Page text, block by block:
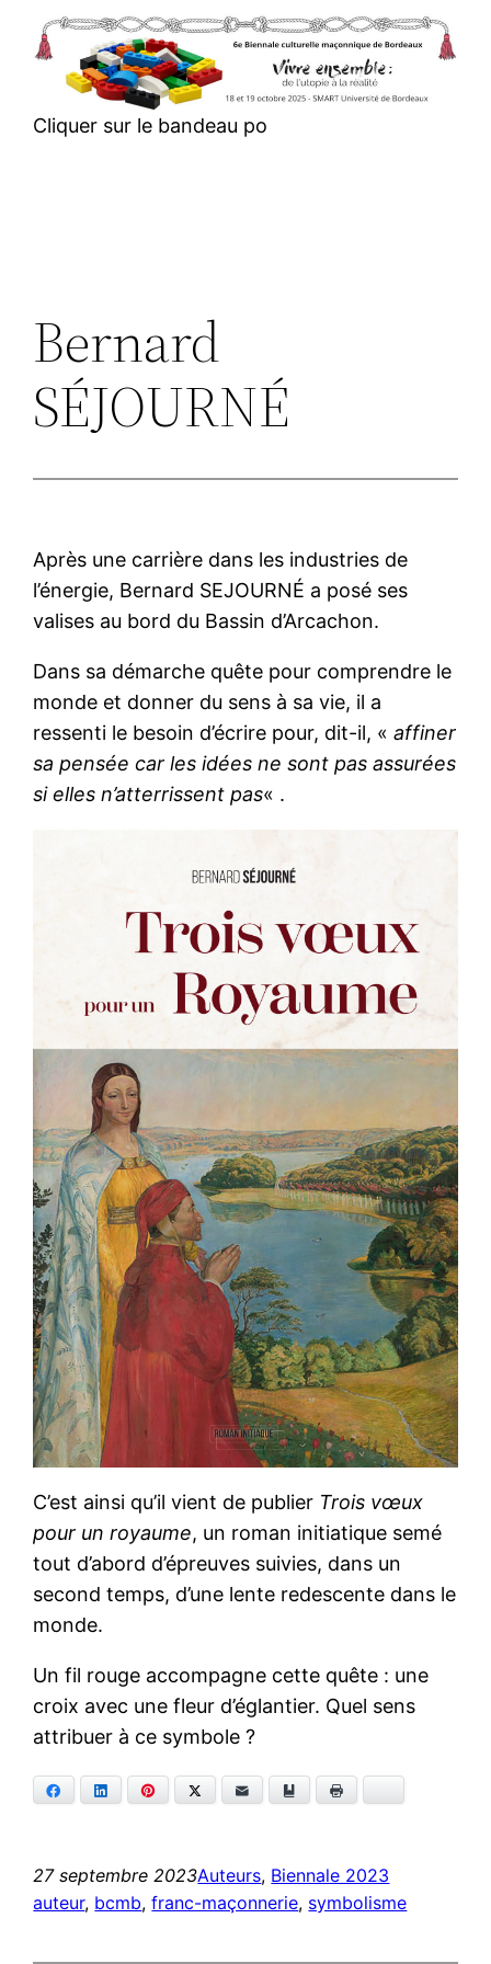
Aller
contenu
Cliquer sur le bandeau po
Bernard
SÉJOURNÉ
Après une carrière dans les industries de
l’énergie, Bernard SEJOURNÉ a posé ses
valises au bord du Bassin d’Arcachon.
Dans sa démarche quête pour comprendre le
monde et donner du sens à sa vie, il a
ressenti le besoin d’écrire pour, dit-il, «affiner
sa pensée car les idées ne sont pas assurées
si elles n’atterrissent pas« .
C’est ainsi qu’il vient de publier Trois vœux
pour un royaume, un roman initiatique semé
tout d’abord d’épreuves suivies, dans un
second temps, d’une lente redescente dans le
monde.
Un fil rouge accompagne cette quête : une
croix avec une fleur d’églantier. Quel sens
attribuer à ce symbole ?
FacebookLinkedIn Pinterest Twitter E-mail Ajouter aux favoris
27 septembre 2023Auteurs, Biennale 2023
auteur, bcmb, franc-maçonnerie, symbolisme